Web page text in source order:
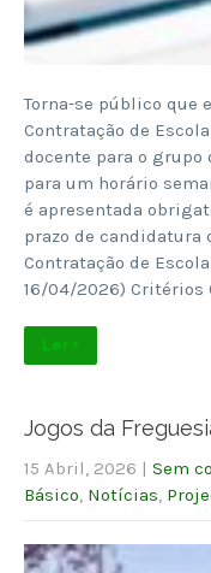
Torna-se público que
Contratação de
docente para o grupo
para um horário
é apresentada
prazo de candidatura
Contratação de
16/04/2026) Critérios
Ler +
Jogos da
15 Abril, 2026 | Sem
Básico Notícias